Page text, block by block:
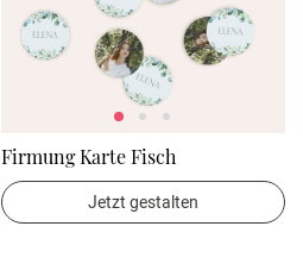
Firmung Karte Fisch
Jetzt gestalten